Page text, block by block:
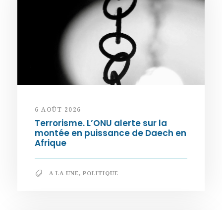
6 AOÛT 2026
Terrorisme. L’ONU alerte sur la
montée en puissance de Daech en
Afrique
A LA UNE, POLITIQUE